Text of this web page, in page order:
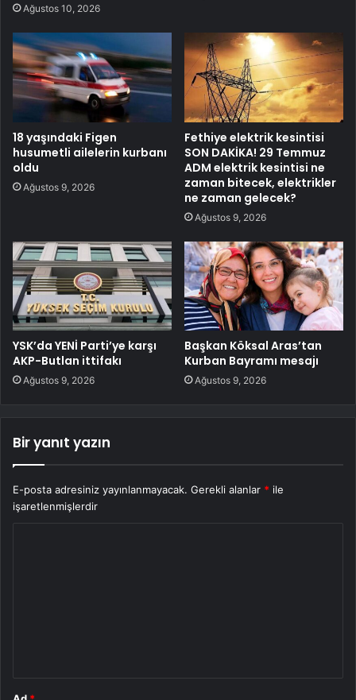
Ağustos 10, 2026
18 yaşındaki Figen
husumetli ailelerin kurbanı
oldu
Ağustos 9, 2026
Fethiye elektrik kesintisi
SON DAKİKA! 29 Temmuz
ADM elektrik kesintisi ne
zaman bitecek, elektrikler
ne zaman gelecek?
Ağustos 9, 2026
YSK’da YENİ Parti’ye karşı
AKP-Butlan ittifakı
Ağustos 9, 2026
Başkan Köksal Aras’tan
Kurban Bayramı mesajı
Ağustos 9, 2026
Bir yanıt yazın
E-posta adresiniz yayınlanmayacak. Gerekli alanlar * ile
işaretlenmişlerdir